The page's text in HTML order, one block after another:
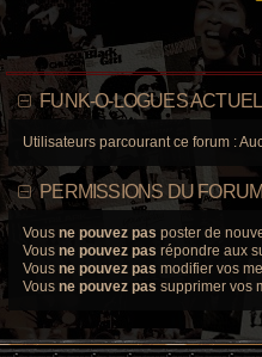
FUNK-O-LOGUES
Utilisateurs parcourant ce forum :
PERMISSIONS DU FORUM
Vous ne pouvez pas poster de
Vous ne pouvez pas répondre aux
Vous ne pouvez pas modifier vos
Vous ne pouvez pas supprimer vos